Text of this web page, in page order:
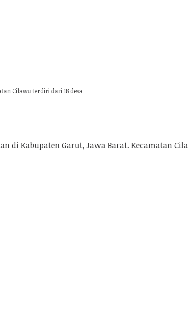
Cilawu terdiri dari 18 desa
di Kabupaten Garut, Jawa Barat. Kecamatan